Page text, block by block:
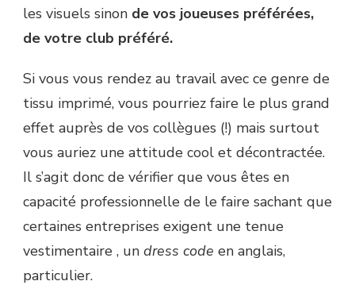
les visuels sinon de vos joueuses préférées,
de votre club préféré.
Si vous vous rendez au travail avec ce genre de
tissu imprimé, vous pourriez faire le plus grand
effet auprès de vos collègues (!) mais surtout
vous auriez une attitude cool et décontractée.
Il s’agit donc de vérifier que vous êtes en
capacité professionnelle de le faire sachant que
certaines entreprises exigent une tenue
vestimentaire , un dress code en anglais,
particulier.